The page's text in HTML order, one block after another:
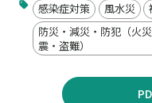
感染症対策 風水災
防災・減災・防犯（火
震・盗難）